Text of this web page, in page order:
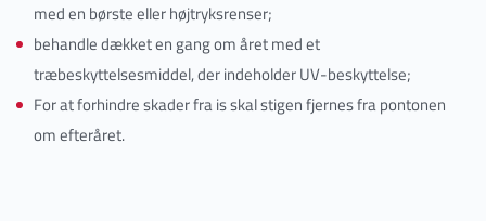
med en børste eller højtryksrenser;
behandle dækket en gang om året med et
træbeskyttelsesmiddel, der indeholder UV-beskyttelse;
For at forhindre skader fra is skal stigen fjernes fra pontonen
om efteråret.